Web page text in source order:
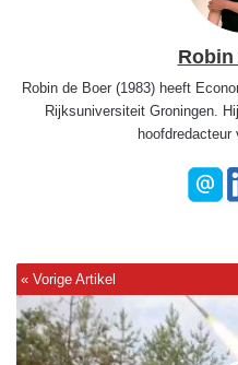
Robin
Robin de Boer (1983) heeft
Rijksuniversiteit Groningen.
hoofdredacteur
R
u
s